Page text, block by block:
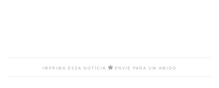
IMPRIMA ESSA NOTÍCIA ENVIE PARA UM AMIGO